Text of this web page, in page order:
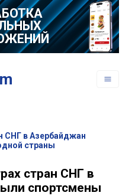
СНГ в Азербайджан
страны
стран СНГ в
спортсмены